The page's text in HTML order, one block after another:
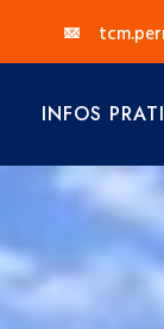
INFOS